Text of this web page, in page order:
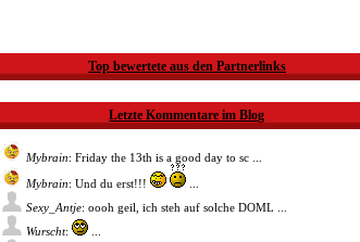
Top bewertete aus den Partnerlinks
Letzte Kommentare im Blog
Mybrain: Friday the 13th is a good day to sc ...
Mybrain: Und du erst!!!
Sexy_Antje: oooh geil, ich steh auf solche DOML ...
Wurscht: